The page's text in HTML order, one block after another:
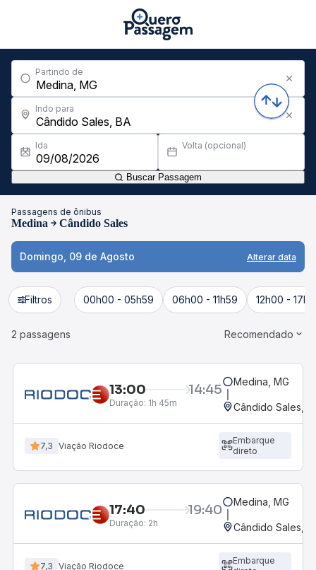
Partindo de
Indo para
Ida Volta (opcional)
Buscar Passagem
Passagens de ônibus
Medina Cândido Sales
Domingo, 09 de Agosto Alterar data
Filtros 00h00 - 05h59 06h00 - 11h59 12h00 -
2 passagens Recomendado
13:00 14:45
Duração: 1h 45m
Medina, MG
Cândido Sales,
7,3 Viação Riodoce
Embarque
direto
17:40 19:40
Duração: 2h
Medina, MG
Cândido Sales,
7,3 Viação Riodoce
Embarque